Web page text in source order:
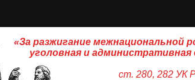
«За разжигание межнациональной
уголовная и
ст. 280, 282 УК